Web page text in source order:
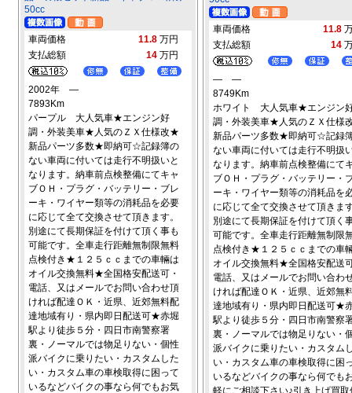
50cc
車両価格 11.8 万円
支払総額
14 万円
2002年 ―
7893Km
パープル 大人気車★エンジン好
調・外装美車★人気のＺＸ仕様改★
新品パーツ多数★即納可☆記録簿の
ない車両に付いては走行不明扱いと
なります。納車前点検整備にてキャ
ブＯＨ・プラグ・バッテリー・ブレ
ーキ・ワイヤー類等の消耗品を必要
に応じて全て交換させて頂きます。
別途にて長期保証を付けて頂く事も
可能です。全車走行距離無制限無料
点検付き★１２５ｃｃまでの車輛は
オイル交換無料★全国格安配送可・
電話、又はメールでお問い合わせ頂
ければ配達ＯＫ・近県、近郊無料配
達地域有り・県内即日配送可★赤堀
駅より徒歩５分・四日市南警察署
裏・ノーマルでは物足りない・個性
派バイクに乗りたい・カスタムした
い・カスタム車の車検取得に困って
いるなどバイクの事なら何でもお気
車両価格 11.8
支払総額
14
― ―
8749Km
ホワイト 大人気車★エンジン
調・外装美車★人気のＺＸ仕様
新品パーツ多数★即納可☆記録
ない車両に付いては走行不明扱
なります。納車前点検整備にて
ブＯＨ・プラグ・バッテリー・
ーキ・ワイヤー類等の消耗品を
に応じて全て交換させて頂きま
別途にて長期保証を付けて頂く
可能です。全車走行距離無制限
点検付き★１２５ｃｃまでの車
オイル交換無料★全国格安配送
電話、又はメールでお問い合わ
ければ配達ＯＫ・近県、近郊無
達地域有り・県内即日配送可★
駅より徒歩５分・四日市南警察
裏・ノーマルでは物足りない・
派バイクに乗りたい・カスタム
い・カスタム車の車検取得に困
いるなどバイクの事なら何でも
軽にご相談下さい♪引き上げ買取